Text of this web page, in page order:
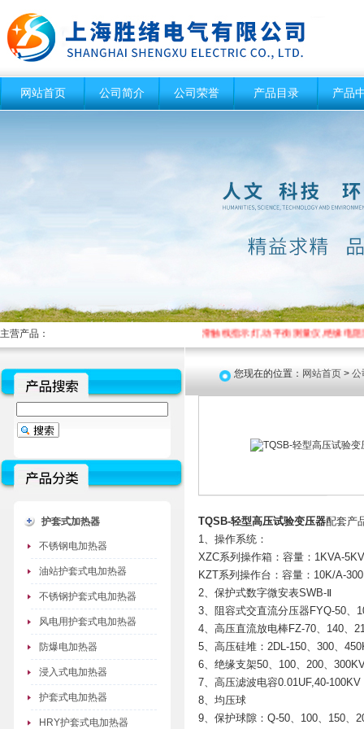
网站首页 公司简介 公司荣誉 产品目录 产品
主营产品： 滑触线指示灯,动平衡测量仪,绝缘电阻测
护套式加热器
不锈钢电加热器
油站护套式电加热器
不锈钢护套式电加热器
风电用护套式电加热器
防爆电加热器
浸入式电加热器
护套式电加热器
HRY护套式电加热器
您现在的位置： 网站首页 > 公
TQSB-轻型高压试验变压器配套产
1、操作系统：
XZC系列操作箱：容量：1KVA-
KZT系列操作台：容量：10K/A-
2、保护式数字微安表SWB-Ⅱ
3、阻容式交直流分压器FYQ-50、
4、高压直流放电棒FZ-70、140、
5、高压硅堆：2DL-150、300、
6、绝缘支架50、100、200、
7、高压滤波电容0.01UF,40-100KV
8、均压球
9、保护球隙：Q-50、100、150、